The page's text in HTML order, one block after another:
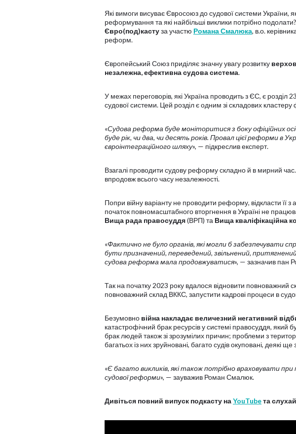
Які вимоги висуває Євросоюз до судової системи
реформування та які найбільші виклики потрібно
Євро(под)кастуза участю Романа Смалюка, в.о.
реформ.
Європейський Союз приділяє значну увагу розвитку
незалежна, ефективна судова система.
У межах переговорів, які Україна проводить з ЄС, є розділ
судової системи. Цей розділ є одним зі складових
«Судова реформа буде моніторитися з боку офіційних
буде рік, чи два, чи десять років. Провал цієї реформи в
євроінтеграційного шляху», — підкреслив експерт.
Взагалі проводити судову реформу складно й в мирний
впродовж всього часу незалежності.
Попри війну варіанту не проводити реформу, відкласти її
початок повномасштабного вторгнення в Україні не
Вища рада правосуддя(ВРП) та Вища кваліфікаційна
«Фактично не було органів, які могли б забезпечувати
бути призначений, переведений, звільнений,
судова реформа мала продовжуватися», — зазначив пан
Так на початку 2023 року вдалося відновити повноважний
повноважний склад ВККС, запустити кадрові процеси в
Безумовно війна накладає величезний негативний
катастрофічний брак ресурсів у системі правосуддя, який
брак людей також зі зрозумілих причин; проблеми з
багатьох із них зруйновані, багато судів окуповані, деякі ще
«Є багато викликів, які також потрібно враховувати
судової реформи», — зауважив Роман Смалюк.
Дивіться повний випуск подкасту наYouTubeта